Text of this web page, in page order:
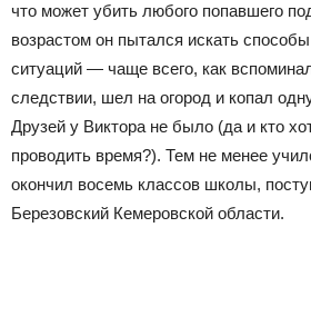
что может убить любого попавшего
возрастом он пытался искать
ситуаций — чаще всего, как
следствии, шел на огород и копал
Друзей у Виктора не было (да и кто
проводить время?). Тем не менее
окончил восемь классов школы,
Березовский Кемеровской области.